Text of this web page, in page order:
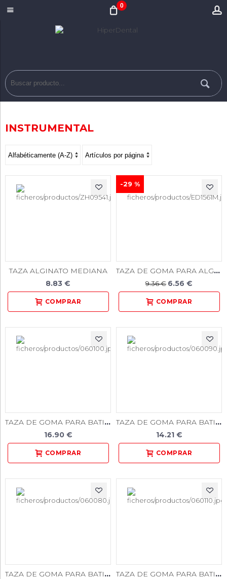
0
INSTRUMENTAL
TAZA ALGINATO MEDIANA
8.83 €
TAZA DE GOMA PARA ALGINATO 13CM
9.36 € 6.56 €
-29 %
TAZA DE GOMA PARA BATIR ESCAYOLA GRANDE 650 cc
16.90 €
TAZA DE GOMA PARA BATIR ESCAYOLA MEDIANA 400 cc
14.21 €
TAZA DE GOMA PARA BATIR ESCAYOLA PEQUEÑA 175 cc TAZA DE GOMA PARA BATIR ESCAYOLA SUPER GRANDE (JUMBO) 1750 cc